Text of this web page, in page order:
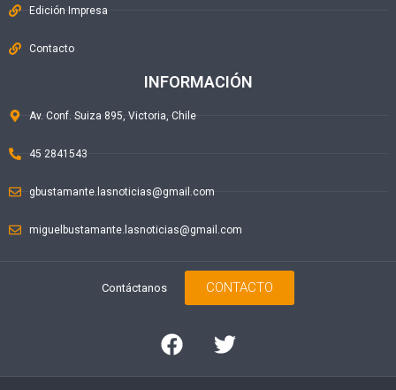
Edición Impresa
Contacto
INFORMACIÓN
Av. Conf. Suiza 895, Victoria, Chile
45 2841543
gbustamante.lasnoticias@gmail.com
miguelbustamante.lasnoticias@gmail.com
Contáctanos CONTACTO